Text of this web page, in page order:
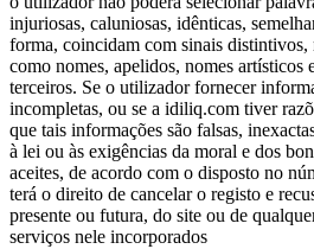
injuriosas, caluniosas, idênticas,
forma, coincidam com sinais distintivos,
como nomes, apelidos, nomes artísticos
terceiros. Se o utilizador fornecer
incompletas, ou se a idiliq.com tiver
que tais informações são falsas,
à lei ou às exigências da moral e dos
aceites, de acordo com o disposto no
terá o direito de cancelar o registo e
presente ou futura, do site ou de
serviços nele incorporados